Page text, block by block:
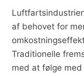
af behovet for
Traditionelle
med at følge